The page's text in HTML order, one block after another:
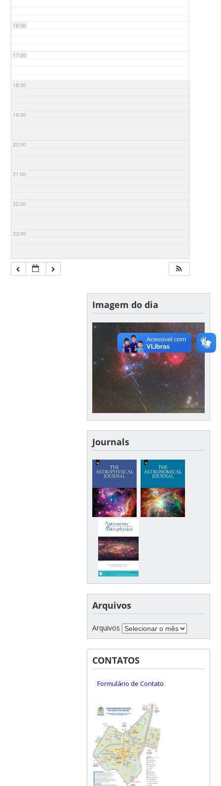
16:00
17:00
18:00
19:00
20:00
21:00
22:00
23:00
Imagem do dia
Journals
Arquivos
Arquivos
CONTATOS
Formulário de Contato